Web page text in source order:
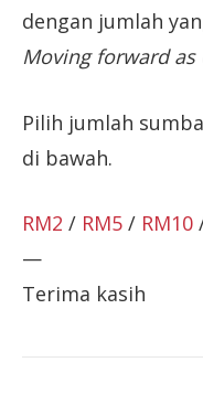
dengan jumlah
Moving forward as
Pilih jumlah
di bawah.
RM2 / RM5 / RM10
—
Terima kasih